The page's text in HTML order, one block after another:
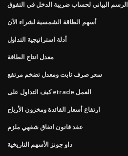
الرسم البياني لحساب ضريبة الدخل في التفوق
أسهم الطاقة الشمسية لشراء الآن
أدلة استراتيجية التداول
معدل انتاج الطاقة
سعر صرف ثابت ومعدل تضخم مرتفع
كيف التداول على etrade العمل
ارتفاع أسعار الفائدة ومخزون الأرباح
عقد قانون اتفاق شفهي ملزم
داو جونز الأسهم التاريخية